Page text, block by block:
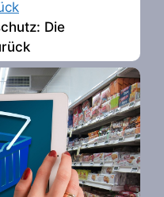
Die